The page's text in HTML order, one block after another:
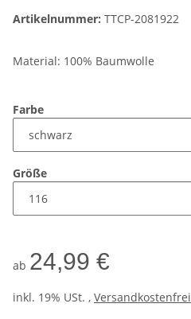
Artikelnummer: TTCP-2081922
Material: 100% Baumwolle
Farbe
Größe
ab 24,99 €
inkl. 19% USt. ,